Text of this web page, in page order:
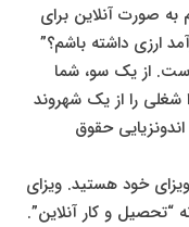
به صورت آنلاین برای
ارزی داشته باشم؟”
از یک سو، شما
شغلی را از یک شهروند
حقوق
خود هستید. ویزای
و کار آنلاین”.